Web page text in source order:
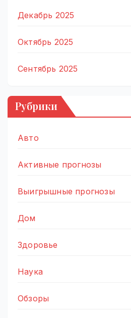
Декабрь 2025
Октябрь 2025
Сентябрь 2025
Рубрики
Авто
Активные прогнозы
Выигрышные прогнозы
Дом
Здоровье
Наука
Обзоры